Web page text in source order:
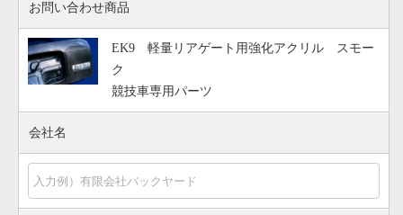
お問い合わせ商品
EK9 軽量リアゲート用強化アクリル スモー
ク
競技車専用パーツ
会社名